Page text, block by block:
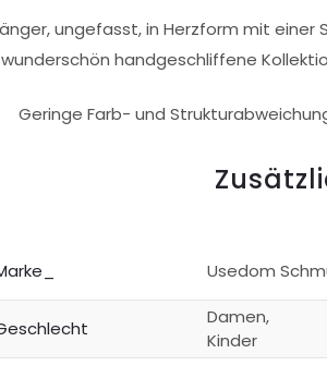
ungefasst, in Herzform mit
handgeschliffene
Geringe Farb- und
Usedom
Damen,
Kinder